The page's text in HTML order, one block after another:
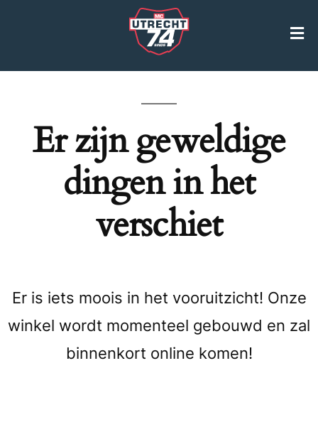
Er zijn geweldige
dingen in het
verschiet
Er is iets moois in het vooruitzicht! Onze
winkel wordt momenteel gebouwd en zal
binnenkort online komen!